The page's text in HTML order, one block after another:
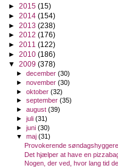
► 2015 (15)
► 2014 (154)
► 2013 (238)
► 2012 (176)
► 2011 (122)
► 2010 (186)
▼ 2009 (378)
►december(30)
►november(30)
►oktober(32)
►september(35)
►august(39)
►juli(31)
►juni(30)
▼maj(31)
Provokerende
Det hjælper at have en
Nogen, der ved, hvor lang tid